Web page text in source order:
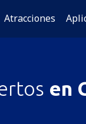
Atracciones
en